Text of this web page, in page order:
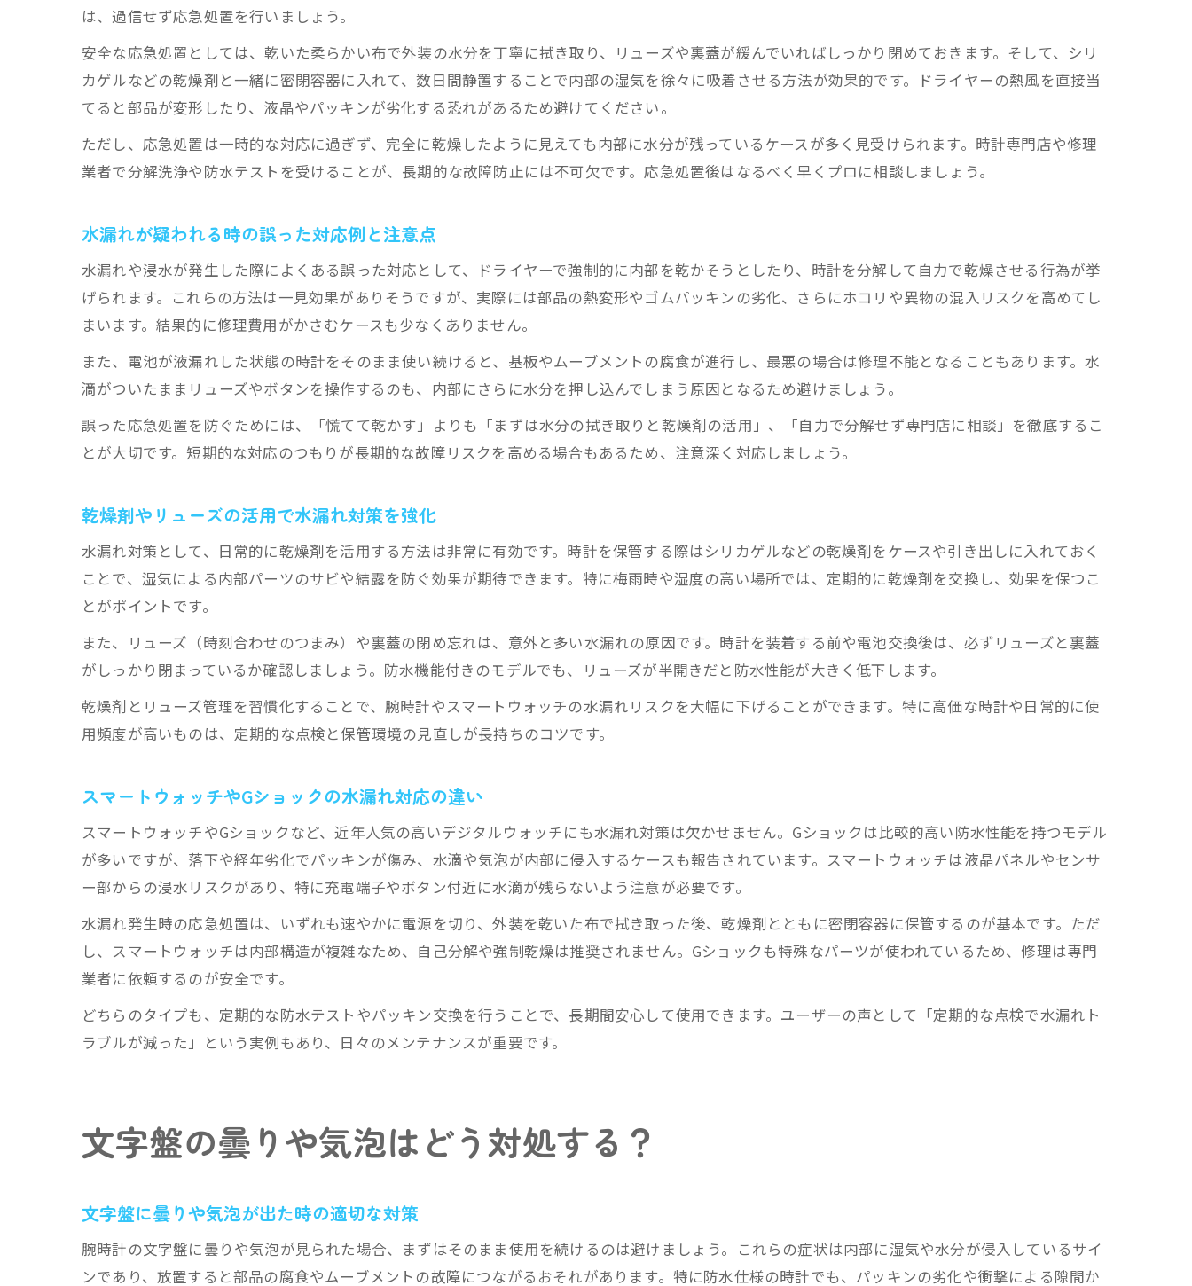
内部部品の再利用の可否と修理目安
修理費用目安とコスト判断のコツ
水漏れ時計修理の費用相場と見積もりの流れ
浸水の程度で変わる修理費用の考え方
水漏れや液漏れ時のコストパフォーマンス比較
湿気対策で腕時計を長持ちさせる方法
水漏れ防止に効果的な湿気対策の基本
腕時計の乾燥剤活用術で長持ちを実現
日常でできる水漏れ予防と管理法
高温多湿環境での腕時計保管の注意点
定期的な電池交換と湿気対策の重要性
は、過信せず応急処置を行いましょう。
安全な応急処置としては、乾いた柔らかい布で外装の水分を丁寧に拭き取り、リューズや裏蓋が緩んでいればしっかり閉めておきます。そして、シリ
カゲルなどの乾燥剤と一緒に密閉容器に入れて、数日間静置することで内部の湿気を徐々に吸着させる方法が効果的です。ドライヤーの熱風を直接当
てると部品が変形したり、液晶やパッキンが劣化する恐れがあるため避けてください。
ただし、応急処置は一時的な対応に過ぎず、完全に乾燥したように見えても内部に水分が残っているケースが多く見受けられます。時計専門店や修理
業者で分解洗浄や防水テストを受けることが、長期的な故障防止には不可欠です。応急処置後はなるべく早くプロに相談しましょう。
水漏れが疑われる時の誤った対応例と注意点
水漏れや浸水が発生した際によくある誤った対応として、ドライヤーで強制的に内部を乾かそうとしたり、時計を分解して自力で乾燥させる行為が挙
げられます。これらの方法は一見効果がありそうですが、実際には部品の熱変形やゴムパッキンの劣化、さらにホコリや異物の混入リスクを高めてし
まいます。結果的に修理費用がかさむケースも少なくありません。
また、電池が液漏れした状態の時計をそのまま使い続けると、基板やムーブメントの腐食が進行し、最悪の場合は修理不能となることもあります。水
滴がついたままリューズやボタンを操作するのも、内部にさらに水分を押し込んでしまう原因となるため避けましょう。
誤った応急処置を防ぐためには、「慌てて乾かす」よりも「まずは水分の拭き取りと乾燥剤の活用」、「自力で分解せず専門店に相談」を徹底するこ
とが大切です。短期的な対応のつもりが長期的な故障リスクを高める場合もあるため、注意深く対応しましょう。
乾燥剤やリューズの活用で水漏れ対策を強化
水漏れ対策として、日常的に乾燥剤を活用する方法は非常に有効です。時計を保管する際はシリカゲルなどの乾燥剤をケースや引き出しに入れておく
ことで、湿気による内部パーツのサビや結露を防ぐ効果が期待できます。特に梅雨時や湿度の高い場所では、定期的に乾燥剤を交換し、効果を保つこ
とがポイントです。
また、リューズ（時刻合わせのつまみ）や裏蓋の閉め忘れは、意外と多い水漏れの原因です。時計を装着する前や電池交換後は、必ずリューズと裏蓋
がしっかり閉まっているか確認しましょう。防水機能付きのモデルでも、リューズが半開きだと防水性能が大きく低下します。
乾燥剤とリューズ管理を習慣化することで、腕時計やスマートウォッチの水漏れリスクを大幅に下げることができます。特に高価な時計や日常的に使
用頻度が高いものは、定期的な点検と保管環境の見直しが長持ちのコツです。
スマートウォッチやGショックの水漏れ対応の違い
スマートウォッチやGショックなど、近年人気の高いデジタルウォッチにも水漏れ対策は欠かせません。Gショックは比較的高い防水性能を持つモデル
が多いですが、落下や経年劣化でパッキンが傷み、水滴や気泡が内部に侵入するケースも報告されています。スマートウォッチは液晶パネルやセンサ
ー部からの浸水リスクがあり、特に充電端子やボタン付近に水滴が残らないよう注意が必要です。
水漏れ発生時の応急処置は、いずれも速やかに電源を切り、外装を乾いた布で拭き取った後、乾燥剤とともに密閉容器に保管するのが基本です。ただ
し、スマートウォッチは内部構造が複雑なため、自己分解や強制乾燥は推奨されません。Gショックも特殊なパーツが使われているため、修理は専門
業者に依頼するのが安全です。
どちらのタイプも、定期的な防水テストやパッキン交換を行うことで、長期間安心して使用できます。ユーザーの声として「定期的な点検で水漏れト
ラブルが減った」という実例もあり、日々のメンテナンスが重要です。
文字盤の曇りや気泡はどう対処する？
文字盤に曇りや気泡が出た時の適切な対策
腕時計の文字盤に曇りや気泡が見られた場合、まずはそのまま使用を続けるのは避けましょう。これらの症状は内部に湿気や水分が侵入しているサイ
ンであり、放置すると部品の腐食やムーブメントの故障につながるおそれがあります。特に防水仕様の時計でも、パッキンの劣化や衝撃による隙間か